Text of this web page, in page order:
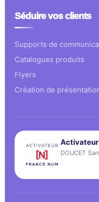
Séduire vos clients
Supports de
Catalogues produits
Flyers
Création de
Activateur
DOUCET